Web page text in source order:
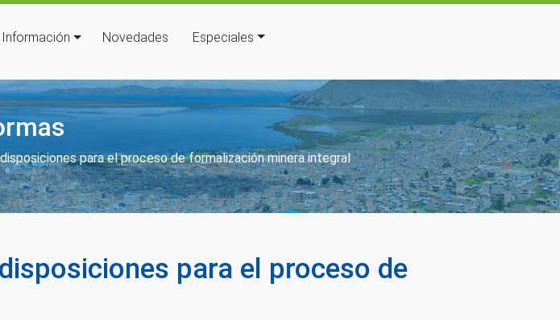
Información Novedades Especiales
a la navegación
para el proceso de formalización minera integral
para el proceso de